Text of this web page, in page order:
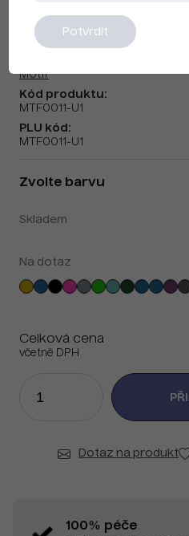
Motif H11
Motif
Kód produktu:
MTF0011-U1
PLU kód:
MTF0011-U1
Zvolte barvu
Skladem
Na dotaz
Celková cena
včetně DPH
Dotaz na produkt
100% péče
Potvrdit